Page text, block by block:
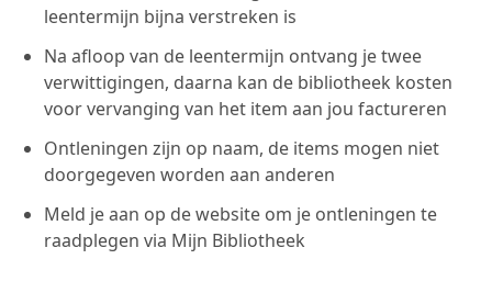
leentermijn bijna verstreken is
Na afloop van de leentermijn ontvang je twee
verwittigingen, daarna kan de bibliotheek kosten
voor vervanging van het item aan jou factureren
Ontleningen zijn op naam, de items mogen niet
doorgegeven worden aan anderen
Meld je aan op de website om je ontleningen te
raadplegen via Mijn Bibliotheek